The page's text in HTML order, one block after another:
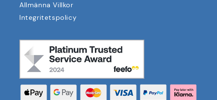
Allmänna Villkor
Integritetspolicy